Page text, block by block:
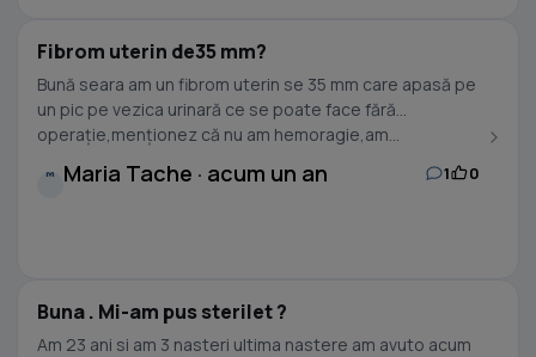
Fibrom uterin de35 mm?
Bună seara am un fibrom uterin se 35 mm care apasă pe
un pic pe vezica urinară ce se poate face fără
operație,menționez că nu am hemoragie,am...
M Maria Tache · acum un an 1 0
Buna . Mi-am pus sterilet ?
Am 23 ani si am 3 nasteri ultima nastere am avuto acum